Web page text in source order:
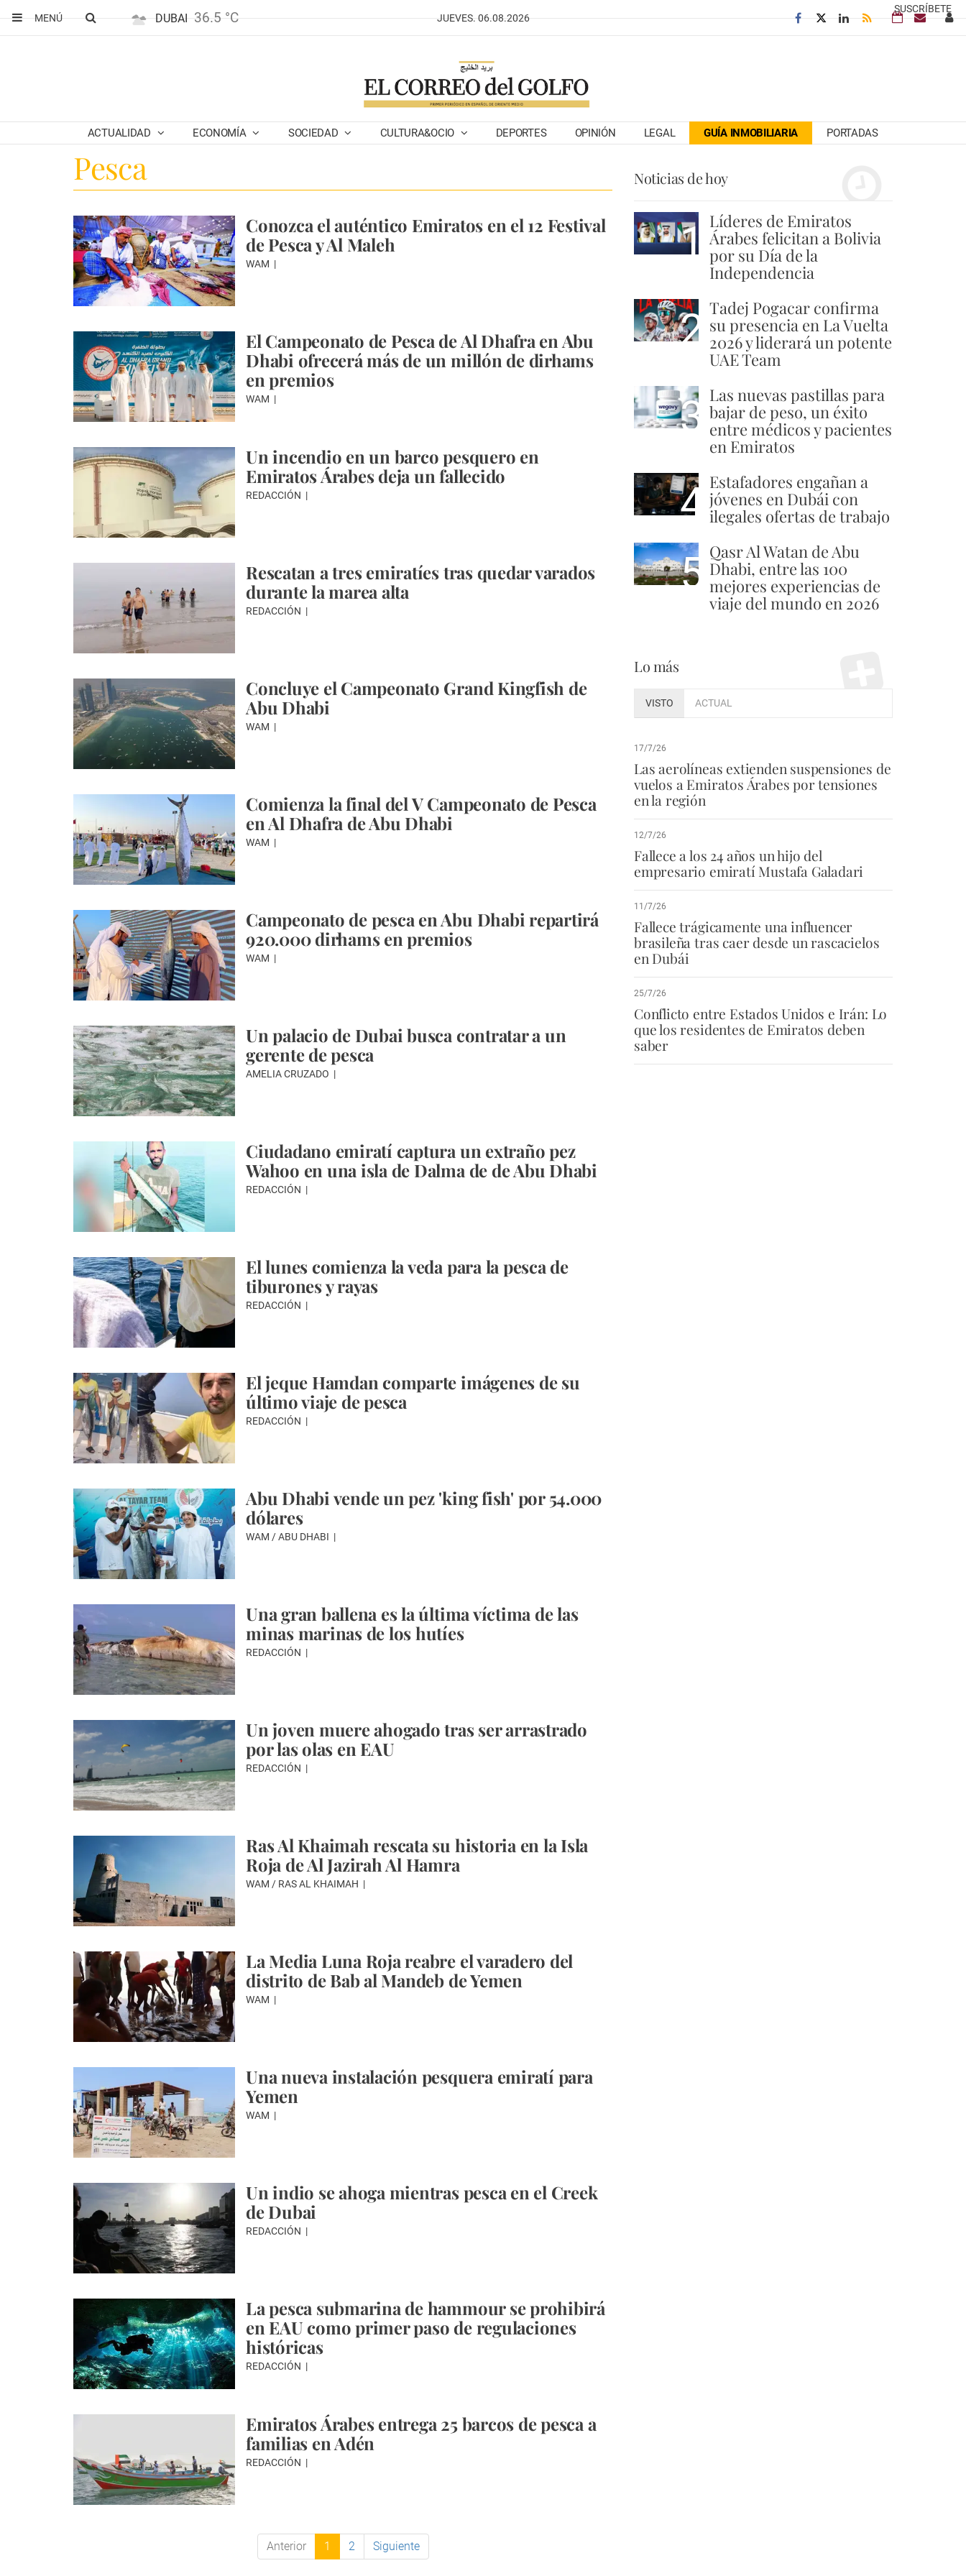
SUSCRÍBETE
MENÚ
DUBAI 36.5 °C JUEVES. 06.08.2026
ACTUALIDAD ECONOMÍA SOCIEDAD CULTURA&OCIO DEPORTES OPINIÓN LEGAL GUÍA INMOBILIARIA PORTADAS
Pesca
Conozca el auténtico Emiratos en el 12 Festival
de Pesca y Al Maleh
WAM
El Campeonato de Pesca de Al Dhafra en Abu
Dhabi ofrecerá más de un millón de dirhams
en premios
WAM
Un incendio en un barco pesquero en
Emiratos Árabes deja un fallecido
REDACCIÓN
Rescatan a tres emiratíes tras quedar varados
durante la marea alta
REDACCIÓN
Concluye el Campeonato Grand Kingfish de
Abu Dhabi
WAM
Comienza la final del V Campeonato de Pesca
en Al Dhafra de Abu Dhabi
WAM
Campeonato de pesca en Abu Dhabi repartirá
920.000 dirhams en premios
WAM
Un palacio de Dubai busca contratar a un
gerente de pesca
AMELIA CRUZADO
Ciudadano emiratí captura un extraño pez
Wahoo en una isla de Dalma de de Abu Dhabi
REDACCIÓN
El lunes comienza la veda para la pesca de
tiburones y rayas
REDACCIÓN
El jeque Hamdan comparte imágenes de su
último viaje de pesca
REDACCIÓN
Abu Dhabi vende un pez 'king fish' por 54.000
dólares
WAM / ABU DHABI
Una gran ballena es la última víctima de las
minas marinas de los hutíes
REDACCIÓN
Un joven muere ahogado tras ser arrastrado
por las olas en EAU
REDACCIÓN
Ras Al Khaimah rescata su historia en la Isla
Roja de Al Jazirah Al Hamra
WAM / RAS AL KHAIMAH
La Media Luna Roja reabre el varadero del
distrito de Bab al Mandeb de Yemen
WAM
Una nueva instalación pesquera emiratí para
Yemen
WAM
Un indio se ahoga mientras pesca en el Creek
de Dubai
REDACCIÓN
La pesca submarina de hammour se prohibirá
en EAU como primer paso de regulaciones
históricas
REDACCIÓN
Emiratos Árabes entrega 25 barcos de pesca a
familias en Adén
REDACCIÓN
Anterior 1 2 Siguiente
Noticias de hoy
1 Líderes de Emiratos
Árabes felicitan a Bolivia
por su Día de la
Independencia
2 Tadej Pogacar confirma
su presencia en La Vuelta
2026 y liderará un potente
UAE Team
3 Las nuevas pastillas para
bajar de peso, un éxito
entre médicos y pacientes
en Emiratos
4 Estafadores engañan a
jóvenes en Dubái con
ilegales ofertas de trabajo
5 Qasr Al Watan de Abu
Dhabi, entre las 100
mejores experiencias de
viaje del mundo en 2026
Lo más
VISTO ACTUAL
17/7/26
Las aerolíneas extienden suspensiones de
vuelos a Emiratos Árabes por tensiones
en la región
12/7/26
Fallece a los 24 años un hijo del
empresario emiratí Mustafa Galadari
11/7/26
Fallece trágicamente una influencer
brasileña tras caer desde un rascacielos
en Dubái
25/7/26
Conflicto entre Estados Unidos e Irán: Lo
que los residentes de Emiratos deben
saber